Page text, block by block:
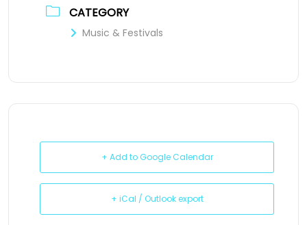
CATEGORY
Music & Festivals
+ Add to Google Calendar
+ iCal / Outlook export